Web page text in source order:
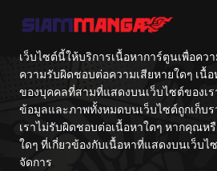
เว็บไซต์นี้ให้บริการเนื้อหาการ์ตูนเพื่อคว
ความรับผิดชอบต่อความเสียหายใดๆ เนื้
ของบุคคลที่สามที่แสดงบนเว็บไซต์ของเร
ข้อมูลและภาพทั้งหมดบนเว็บไซต์ถูกเก็บร
เราไม่รับผิดชอบต่อเนื้อหาใดๆ หากคุณ
ใดๆ ที่เกี่ยวข้องกับเนื้อหาที่แสดงบนเว็บไ
จัดการ